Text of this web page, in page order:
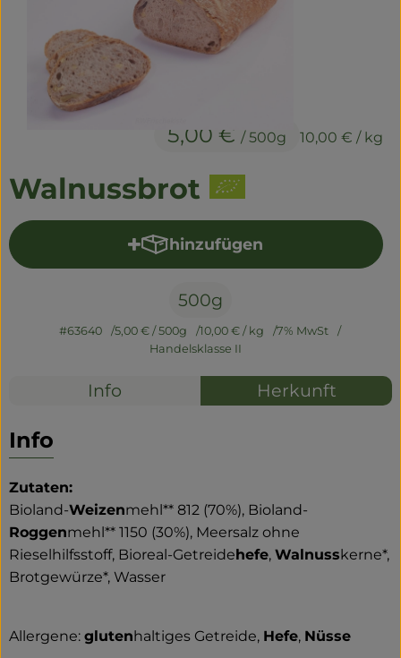
Getränke
Non-Food
Über uns
Walnussbrot
5,00 € / 500g 10,00 € / kg
hinzufügen
Produkt zum Warenkorb
500g
#63640 5,00 €/ 500g 10,00 €/ kg
7% MwSt
Handelsklasse II
Info Herkunft
Info
Zutaten:
Bioland-Weizenmehl** 812 (70%), Bioland-
Roggenmehl** 1150 (30%), Meersalz ohne
Rieselhilfsstoff, Bioreal-Getreidehefe, Walnusskerne*,
Brotgewürze*, Wasser
Allergene: glutenhaltiges Getreide, Hefe, Nüsse